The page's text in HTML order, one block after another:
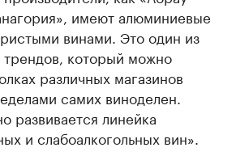
имеют алюминиевые
винами. Это один из
который можно
различных магазинов
самих виноделен.
развивается линейка
и слабоалкогольных вин».